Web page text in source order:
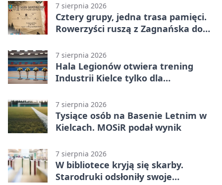
7 sierpnia 2026
Cztery grupy, jedna trasa pamięci.
Rowerzyści ruszą z Zagnańska do
7 sierpnia 2026
Hala Legionów otwiera trening
Industrii Kielce tylko dla
7 sierpnia 2026
Tysiące osób na Basenie Letnim w
Kielcach. MOSiR podał wynik
7 sierpnia 2026
W bibliotece kryją się skarby.
Starodruki odsłoniły swoje